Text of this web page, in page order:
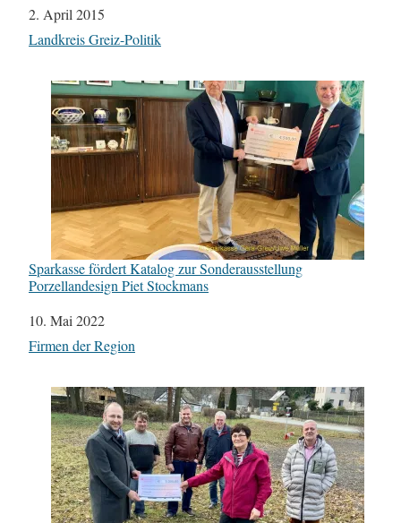
Datum
2. April 2015
In Bezug auf
Landkreis Greiz-Politik
Sparkasse fördert Katalog zur Sonderausstellung
Porzellandesign Piet Stockmans
Datum
10. Mai 2022
In Bezug auf
Firmen der Region